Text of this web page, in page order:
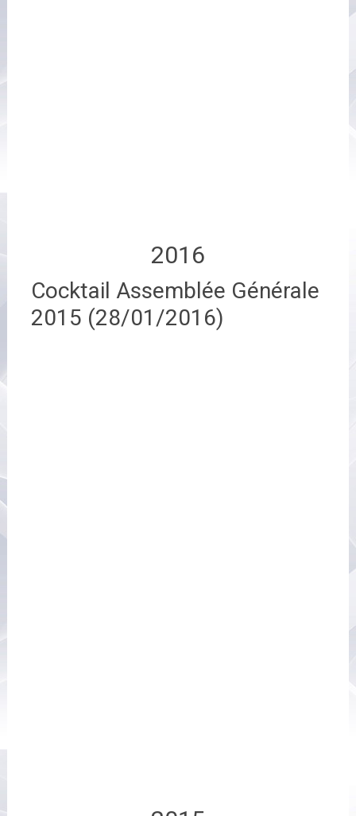
2016
Cocktail Assemblée Générale
2015 (28/01/2016)